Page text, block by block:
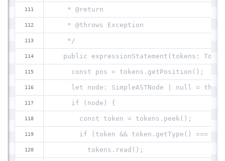
   * @return
   * @throws Exception
   */
public expressionStatement(tokens:
    const pos = tokens.getPosition();
let node: SimpleASTNode | null =
    if (node) {
      const token = tokens.peek();
if (token && token.getType() ===
        tokens.read();